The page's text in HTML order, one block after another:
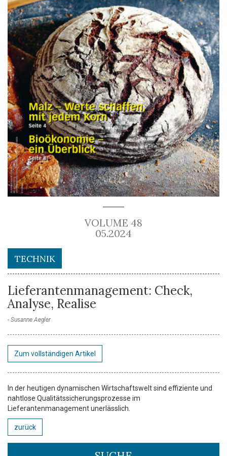
VOLUME 48
05.2024
TECHNIK
Lieferantenmanagement: Check,
Analyse, Realise
Susanne Aegler
Zum vollständigen Artikel
In der heutigen dynamischen Wirtschaftswelt sind effiziente und
nahtlose Qualitätssicherungsprozesse im
Lieferantenmanagement unerlässlich.
zurück